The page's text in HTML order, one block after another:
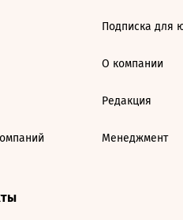
Подписка для
О компании
Редакция
Менеджмент